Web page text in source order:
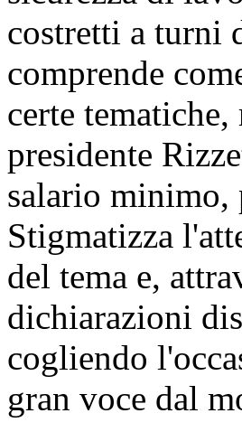
costretti a turni
comprende
certe
presidente
salario minimo,
Stigmatizza
del tema e,
dichiarazioni
cogliendo
gran voce dal